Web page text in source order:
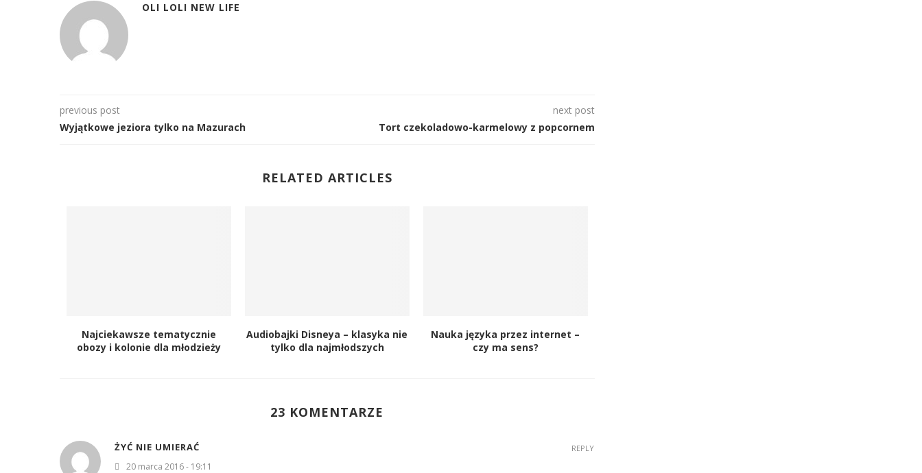
OLI LOLI NEW LIFE
previous post
Wyjątkowe jeziora tylko na Mazurach
next post
Tort czekoladowo-karmelowy z popcornem
RELATED ARTICLES
Najciekawsze tematycznie
obozy i kolonie dla młodzieży
Audiobajki Disneya – klasyka nie
tylko dla najmłodszych
Nauka języka przez internet –
czy ma sens?
23 KOMENTARZE
ŻYĆ NIE UMIERAĆ
20 marca 2016 - 19:11
REPLY